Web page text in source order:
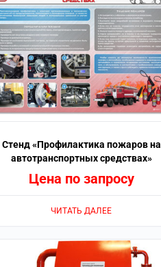
Стенд «Профилактика пожаров на
автотранспортных средствах»
Цена по запросу
ЧИТАТЬ ДАЛЕЕ